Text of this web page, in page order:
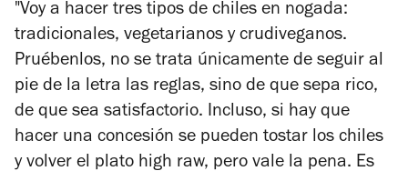
"Voy a hacer tres tipos de chiles en nogada:
tradicionales, vegetarianos y crudiveganos.
Pruébenlos, no se trata únicamente de seguir al
pie de la letra las reglas, sino de que sepa rico,
de que sea satisfactorio. Incluso, si hay que
hacer una concesión se pueden tostar los chiles
y volver el plato high raw, pero vale la pena. Es